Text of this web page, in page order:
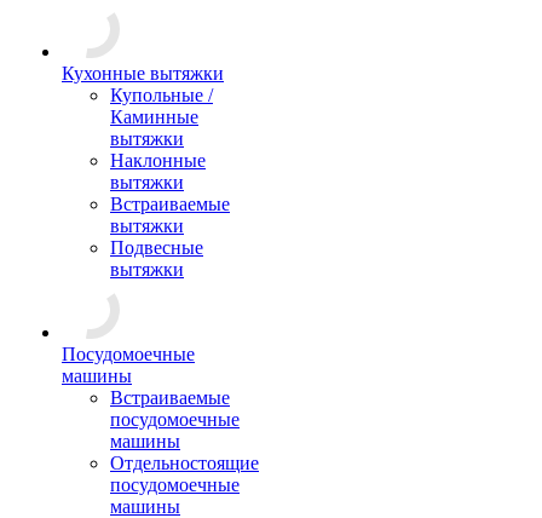
Кухонные вытяжки
Купольные /
Каминные
вытяжки
Наклонные
вытяжки
Встраиваемые
вытяжки
Подвесные
вытяжки
Посудомоечные
машины
Встраиваемые
посудомоечные
машины
Отдельностоящие
посудомоечные
машины